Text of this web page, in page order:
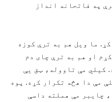
په فاتحانه انداز
ما ویل هم به ترې کوزه
او هم به ترې چای دم
کیلي مې تاووله، ټق یې
مې دا هڅه تکرار کړه. پوه
چایبر مې هملته داسې